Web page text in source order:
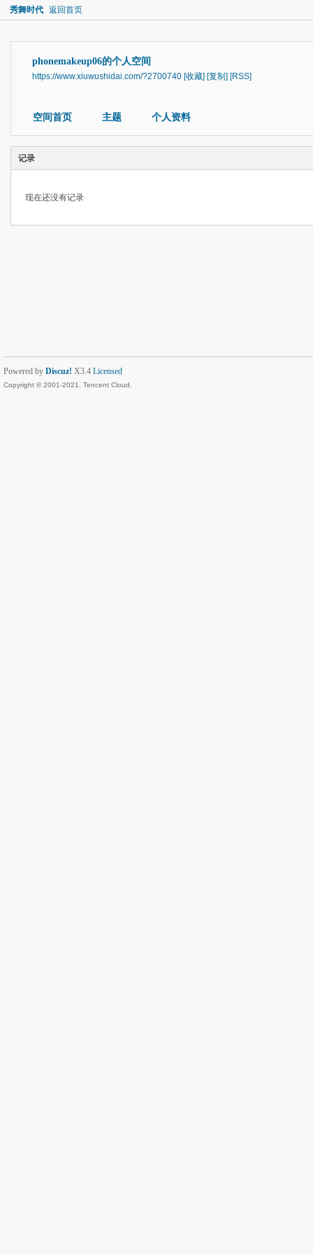
秀舞时代 返回首页
phonemakeup06的个人空间
https://www.xiuwushidai.com/?2700740 [收藏] [复制] [RSS]
空间首页 主题 个人资料
记录
现在还没有记录
Powered by Discuz! X3.4 Licensed
Copyright © 2001-2021, Tencent Cloud.